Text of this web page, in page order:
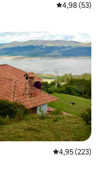
Note
4,98 (53)
Note
4,95 (223)